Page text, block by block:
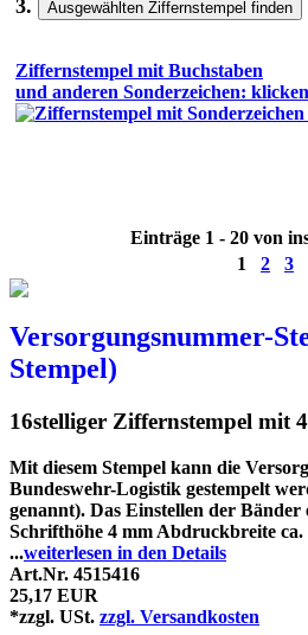
3.
Ziffernstempel mit Buchstaben
und anderen Sonderzeichen:
Einträge 1 - 20 von
1
2 3
Versorgungsnummer-
Stempel)
16stelliger Ziffernstempel mit
Mit diesem Stempel kann die
Bundeswehr-Logistik gestempelt
genannt). Das Einstellen der
Schrifthöhe 4 mm Abdruckbreite
...weiterlesen in den Details
Art.Nr. 4515416
25,17 EUR
*zzgl. USt. zzgl. Versandkosten